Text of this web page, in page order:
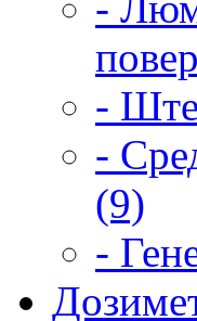
-
-
(9)
-